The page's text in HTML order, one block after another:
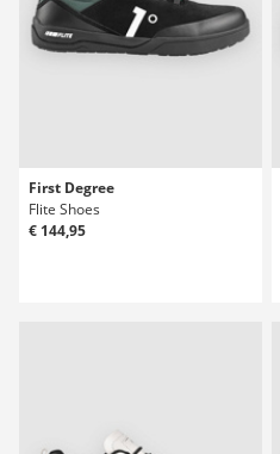
First Degree
Flite Shoes
€ 144,95